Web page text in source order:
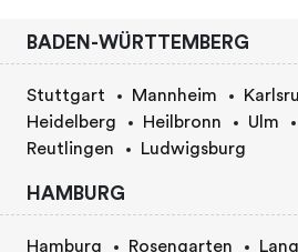
BADEN-WÜRTTEMBERG
Stuttgart Mannheim
Heidelberg
Heilbronn Ulm
Reutlingen
Ludwigsburg
HAMBURG
Hamburg Rosengarten